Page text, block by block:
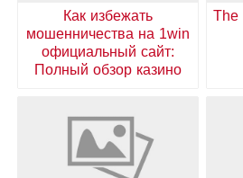
Как избежать
мошенничества на 1win
официальный сайт:
Полный обзор казино